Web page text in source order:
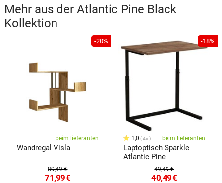
Mehr aus der Atlantic Pine Black
Kollektion
-20%
beim lieferanten
Wandregal Visla
89,49 €
71,99€
-18%
1,0 4x beim lieferanten
Laptoptisch Sparkle
Atlantic Pine
49,49 €
40,49€